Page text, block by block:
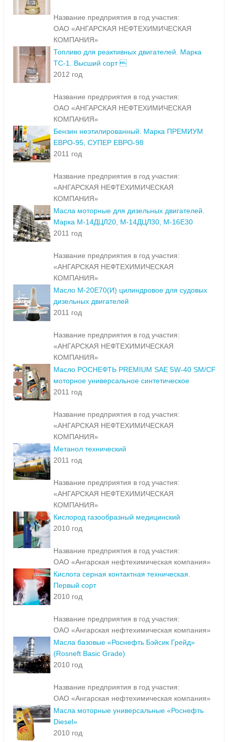
Название предприятия в год участия:
ОАО «АНГАРСКАЯ НЕФТЕХИМИЧЕСКАЯ
КОМПАНИЯ»
Топливо для реактивных двигателей. Марка
ТС-1. Высший сорт 
2012 год
Название предприятия в год участия:
ОАО «АНГАРСКАЯ НЕФТЕХИМИЧЕСКАЯ
КОМПАНИЯ»
Бензин неэтилированный. Марка ПРЕМИУМ
ЕВРО-95, СУПЕР ЕВРО-98
2011 год
Название предприятия в год участия:
«АНГАРСКАЯ НЕФТЕХИМИЧЕСКАЯ
КОМПАНИЯ»
Масла моторные для дизельных двигателей.
Марка М-14ДЦЛ20, М-14ДЦЛ30, М-16Е30
2011 год
Название предприятия в год участия:
«АНГАРСКАЯ НЕФТЕХИМИЧЕСКАЯ
КОМПАНИЯ»
Масло М-20Е70(И) цилиндровое для судовых
дизельных двигателей
2011 год
Название предприятия в год участия:
«АНГАРСКАЯ НЕФТЕХИМИЧЕСКАЯ
КОМПАНИЯ»
Масло РОСНЕФТЬ PREMIUM SAE 5W-40 SM/CF
моторное универсальное синтетическое
2011 год
Название предприятия в год участия:
«АНГАРСКАЯ НЕФТЕХИМИЧЕСКАЯ
КОМПАНИЯ»
Метанол технический
2011 год
Название предприятия в год участия:
«АНГАРСКАЯ НЕФТЕХИМИЧЕСКАЯ
КОМПАНИЯ»
Кислород газообразный медицинский
2010 год
Название предприятия в год участия:
ОАО «Ангарская нефтехимическая компания»
Кислота серная контактная техническая.
Первый сорт
2010 год
Название предприятия в год участия:
ОАО «Ангарская нефтехимическая компания»
Масла базовые «Роснефть Бэйсик Грейд»
(Rosneft Basic Grade)
2010 год
Название предприятия в год участия:
ОАО «Ангарская нефтехимическая компания»
Масла моторные универсальные «Роснефть
Diesel»
2010 год